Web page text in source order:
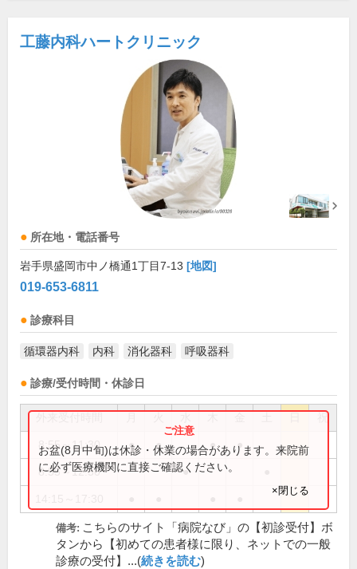
工藤内科ハートクリニック
所在地・電話番号
岩手県盛岡市中ノ橋通1丁目7-13 [地図]
019-653-6811
診療科目
循環器内科 内科 消化器科 呼吸器科
診療/受付時間・休診日
祝
8:55～11:30 ● ● ● ●
8:55～12:30 ●
お盆(8月中旬)は休診・休業の場合があります。来院前
に必ず医療機関に直接ご確認ください。
×閉じる
備考: こちらのサイト「病院なび」の【初診受付】ボ
タンから【初めての患者様に限り、ネットでの一般
診療の受付】...(続きを読む)